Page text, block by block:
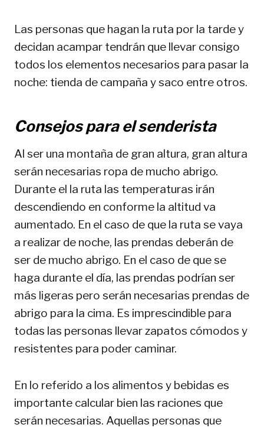
Las personas que hagan la ruta por la tarde y
decidan acampar tendrán que llevar consigo
todos los elementos necesarios para pasar la
noche: tienda de campaña y saco entre otros.
Consejos para el senderista
Al ser una montaña de gran altura, gran altura
serán necesarias ropa de mucho abrigo.
Durante el la ruta las temperaturas irán
descendiendo en conforme la altitud va
aumentado. En el caso de que la ruta se vaya
a realizar de noche, las prendas deberán de
ser de mucho abrigo. En el caso de que se
haga durante el día, las prendas podrían ser
más ligeras pero serán necesarias prendas de
abrigo para la cima. Es imprescindible para
todas las personas llevar zapatos cómodos y
resistentes para poder caminar.
En lo referido a los alimentos y bebidas es
importante calcular bien las raciones que
serán necesarias. Aquellas personas que